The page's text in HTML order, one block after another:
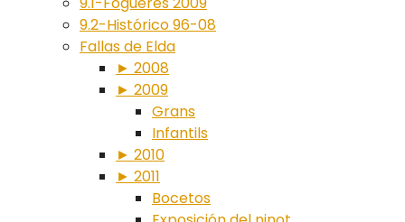
9.2-Histórico 96-08
Fallas de Elda
► 2008
► 2009
Grans
Infantils
► 2010
► 2011
Bocetos